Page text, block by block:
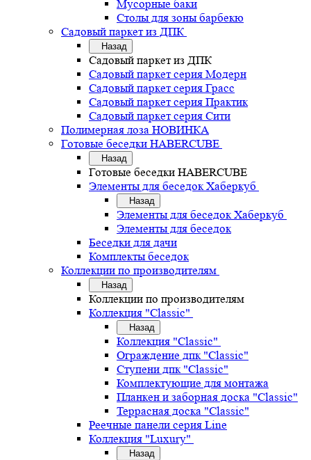
Мусорные баки
Столы для зоны барбекю
Садовый паркет из ДПК
Назад
Садовый паркет из ДПК
Садовый паркет серия Mодерн
Садовый паркет серия Грасс
Садовый паркет серия Практик
Садовый паркет серия Сити
Полимерная лоза НОВИНКА
Готовые беседки HABERCUBE
Назад
Готовые беседки HABERCUBE
Элементы для беседок Хаберкуб
Назад
Элементы для беседок Хаберкуб
Элементы для беседок
Беседки для дачи
Комплекты беседок
Коллекции по производителям
Назад
Коллекции по производителям
Коллекция "Classic"
Назад
Коллекция "Classic"
Ограждение дпк "Classic"
Ступени дпк "Classic"
Комплектующие для монтажа
Планкен и заборная доска "Classic"
Террасная доска "Classic"
Реечные панели серия Line
Коллекция "Luxury"
Назад